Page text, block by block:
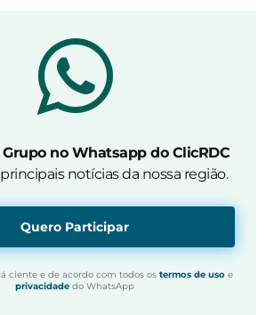
Grupo no Whatsapp do ClicRDC
notícias da nossa região.
Quero Participar
ciente e de acordo com todos os termos de usoe
privacidade do WhatsApp